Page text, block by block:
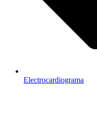
Electrocardiograma